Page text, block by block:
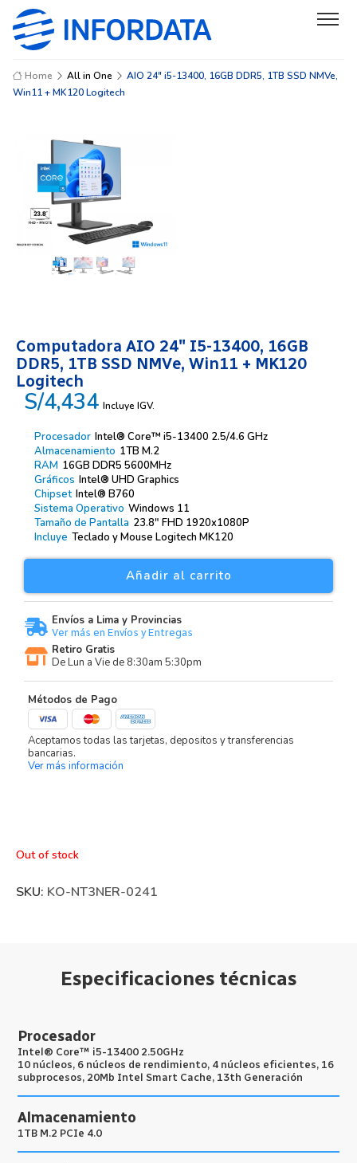
Home All in One
AIO 24" i5-13400, 16GB DDR5, 1TB SSD NMVe,
Win11 + MK120 Logitech
Computadora AIO 24″ I5-13400, 16GB
DDR5, 1TB SSD NMVe, Win11 + MK120
Logitech
Procesador Intel® Core™ i5-13400 2.5/4.6 GHz
Almacenamiento 1TB M.2
RAM 16GB DDR5 5600MHz
Gráficos Intel® UHD Graphics
Chipset Intel® B760
Sistema Operativo Windows 11
Tamaño de Pantalla 23.8″ FHD 1920x1080P
Incluye Teclado y Mouse Logitech MK120
S/4,434 Incluye IGV.
Añadir al carrito
Envíos a Lima y Provincias
Ver más en Envíos y Entregas
Retiro Gratis
De Lun a Vie de 8:30am 5:30pm
Métodos de Pago
Aceptamos todas las tarjetas, depositos y transferencias
bancarias.
Ver más información
Out of stock
SKU: KO-NT3NER-0241
Especificaciones técnicas
Procesador
Intel® Core™ i5-13400 2.50GHz
10 núcleos, 6 núcleos de rendimiento, 4 núcleos eficientes, 16
subprocesos, 20Mb Intel Smart Cache, 13th Generación
Almacenamiento
1TB M.2 PCIe 4.0